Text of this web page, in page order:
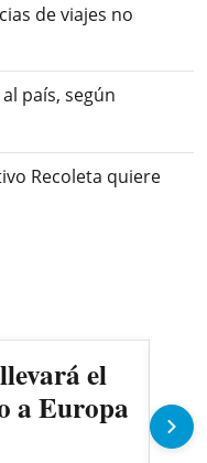
de viajes no
país, según
Recoleta quiere
el
a Europa